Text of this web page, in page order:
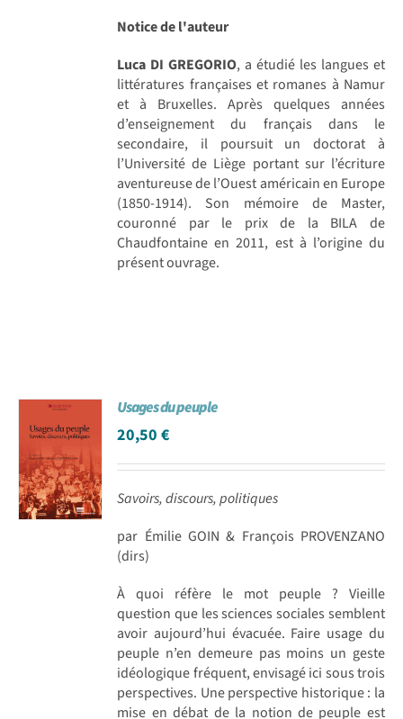
Notice de l'auteur
Luca DI GREGORIO, a étudié les langues et
littératures françaises et romanes à Namur
et à Bruxelles. Après quelques années
d’enseignement du français dans le
secondaire, il poursuit un doctorat à
l’Université de Liège portant sur l’écriture
aventureuse de l’Ouest américain en Europe
(1850-1914). Son mémoire de Master,
couronné par le prix de la BILA de
Chaudfontaine en 2011, est à l’origine du
présent ouvrage.
Usages du peuple
20,50€
Savoirs, discours, politiques
par Émilie GOIN & François PROVENZANO
(dirs)
À quoi réfère le mot peuple ? Vieille
question que les sciences sociales semblent
avoir aujourd’hui évacuée. Faire usage du
peuple n’en demeure pas moins un geste
idéologique fréquent, envisagé ici sous trois
perspectives. Une perspective historique : la
mise en débat de la notion de peuple est